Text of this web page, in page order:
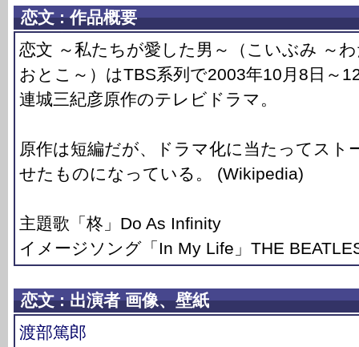
恋文 : 作品概要
恋文 ～私たちが愛した男～（こいぶみ ～
おとこ～）はTBS系列で2003年10月8日～
連城三紀彦原作のテレビドラマ。
原作は短編だが、ドラマ化に当たってスト
せたものになっている。 (Wikipedia)
主題歌「柊」Do As Infinity
イメージソング「In My Life」THE
恋文 : 出演者 画像、壁紙
渡部篤郎